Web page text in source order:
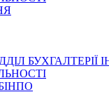
БУХГАЛТЕРІЇ